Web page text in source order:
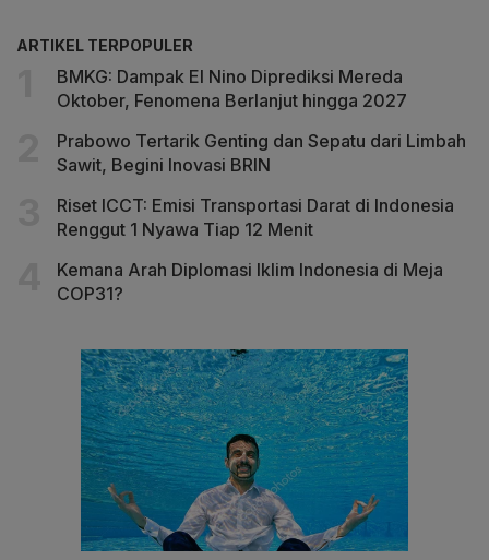
ARTIKEL TERPOPULER
BMKG: Dampak El Nino Diprediksi Mereda
Oktober, Fenomena Berlanjut hingga 2027
Prabowo Tertarik Genting dan Sepatu dari Limbah
Sawit, Begini Inovasi BRIN
Riset ICCT: Emisi Transportasi Darat di Indonesia
Renggut 1 Nyawa Tiap 12 Menit
Kemana Arah Diplomasi Iklim Indonesia di Meja
COP31?